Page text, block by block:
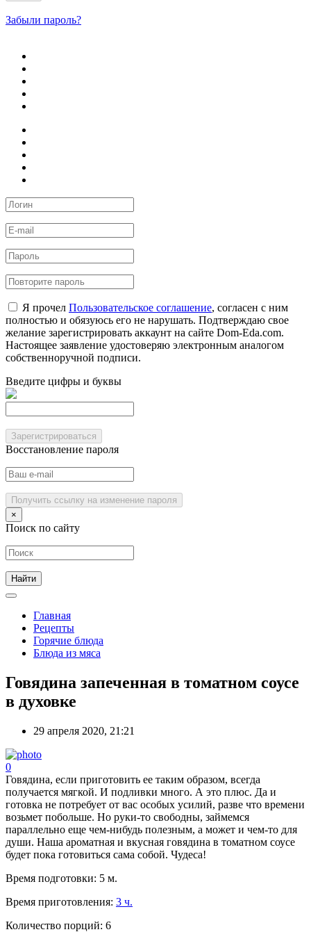
Забыли пароль?
Я прочел Пользовательское соглашение, согласен с ним
полностью и обязуюсь его не нарушать. Подтверждаю свое
желание зарегистрировать аккаунт на сайте Dom-Eda.com.
Настоящее заявление удостоверяю электронным аналогом
собственноручной подписи.
Введите цифры и буквы
Зарегистрироваться
Восстановление пароля
Получить ссылку на изменение пароля
×
Поиск по сайту
Главная
Рецепты
Горячие блюда
Блюда из мяса
Говядина запеченная в томатном соусе
в духовке
29 апреля 2020, 21:21
0
Говядина, если приготовить ее таким образом, всегда
получается мягкой. И подливки много. А это плюс. Да и
готовка не потребует от вас особых усилий, разве что времени
возьмет побольше. Но руки-то свободны, займемся
параллельно еще чем-нибудь полезным, а может и чем-то для
души. Наша ароматная и вкусная говядина в томатном соусе
будет пока готовиться сама собой. Чудеса!
Время подготовки: 5 м.
Время приготовления: 3 ч.
Количество порций: 6